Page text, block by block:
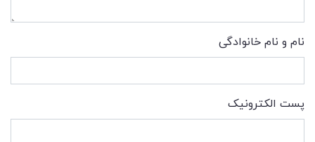
نام و نام خانوادگی
پست الکترونیک